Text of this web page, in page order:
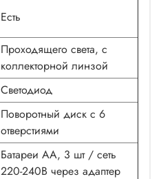
Есть
Проходящего света, с
коллекторной линзой
Светодиод
Поворотный диск с 6
отверстиями
Батареи АА, 3 шт / сеть
220-240В через адаптер